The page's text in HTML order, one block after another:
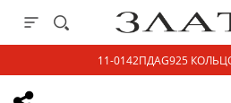
11-0142ПДAG925